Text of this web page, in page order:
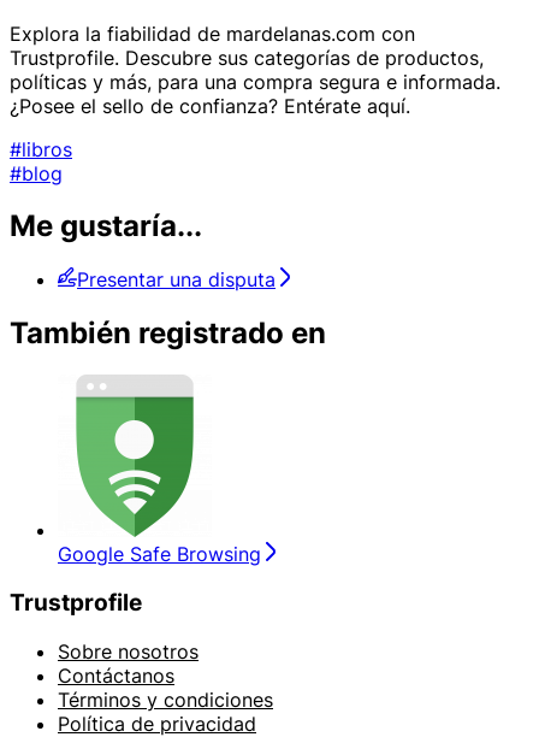
Explora la fiabilidad de mardelanas.com con
Trustprofile. Descubre sus categorías de productos,
políticas y más, para una compra segura e informada.
¿Posee el sello de confianza? Entérate aquí.
#libros
#blog
Me gustaría...
Presentar una disputa
También registrado en
Google Safe Browsing
Trustprofile
Sobre nosotros
Contáctanos
Términos y condiciones
Política de privacidad